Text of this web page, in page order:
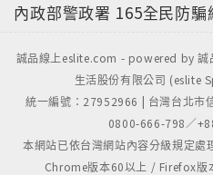
內政部警政署 165全民防騙
誠品線上eslite.com - powered by 誠
生活股份有限公司 (eslite
統一編號：27952966 | 台灣台北市
0800-666-798／
本網站已依台灣網站內容分級規定
Chrome版本60以上 / Firefox